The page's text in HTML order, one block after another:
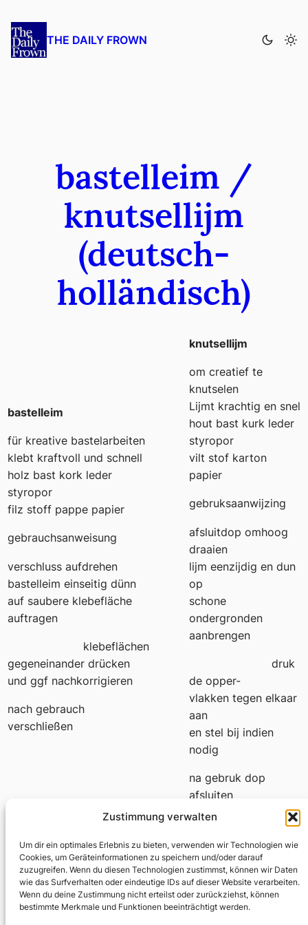
Zustimmung verwalten
Um dir ein optimales Erlebnis zu bieten, verwenden wir Technologien wie
Cookies, um Geräteinformationen zu speichern und/oder darauf
zuzugreifen. Wenn du diesen Technologien zustimmst, können wir Daten
wie das Surfverhalten oder eindeutige IDs auf dieser Website verarbeiten.
Wenn du deine Zustimmung nicht erteilst oder zurückziehst, können
bestimmte Merkmale und Funktionen beeinträchtigt werden.
Inhalt
springen
THE DAILY FROWN
bastelleim /
knutsellijm
(deutsch-
holländisch)
bastelleim
für kreative bastelarbeiten
klebt kraftvoll und schnell
holz bast kork leder
styropor
filz stoff pappe papier
gebrauchsanweisung
verschluss aufdrehen
bastelleim einseitig dünn
auf saubere klebefläche
auftragen
klebeflächen
gegeneinander drücken
und ggf nachkorrigieren
nach gebrauch
verschließen
knutsellijm
om creatief te
knutselen
Lijmt krachtig en snel
hout bast kurk leder
styropor
vilt stof karton
papier
gebruksaanwijzing
afsluitdop omhoog
draaien
lijm eenzijdig en dun
op
schone
ondergronden
aanbrengen
druk
de opper-
vlakken tegen elkaar
aan
en stel bij indien
nodig
na gebruk dop
afsluiten
Fabian Thomas